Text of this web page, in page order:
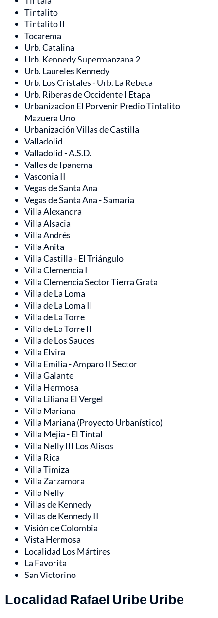
Tintalito
Tintalito II
Tocarema
Urb. Catalina
Urb. Kennedy Supermanzana 2
Urb. Laureles Kennedy
Urb. Los Cristales - Urb. La Rebeca
Urb. Riberas de Occidente I Etapa
Urbanizacion El Porvenir Predio Tintalito
Mazuera Uno
Urbanización Villas de Castilla
Valladolid
Valladolid - A.S.D.
Valles de Ipanema
Vasconia II
Vegas de Santa Ana
Vegas de Santa Ana - Samaria
Villa Alexandra
Villa Alsacia
Villa Andrés
Villa Anita
Villa Castilla - El Triángulo
Villa Clemencia I
Villa Clemencia Sector Tierra Grata
Villa de La Loma
Villa de La Loma II
Villa de La Torre
Villa de La Torre II
Villa de Los Sauces
Villa Elvira
Villa Emilia - Amparo II Sector
Villa Galante
Villa Hermosa
Villa Liliana El Vergel
Villa Mariana
Villa Mariana (Proyecto Urbanístico)
Villa Mejia - El Tintal
Villa Nelly III Los Alisos
Villa Rica
Villa Timiza
Villa Zarzamora
Villa Nelly
Villas de Kennedy
Villas de Kennedy II
Visión de Colombia
Vista Hermosa
Localidad Los Mártires
La Favorita
San Victorino
Localidad Rafael Uribe Uribe